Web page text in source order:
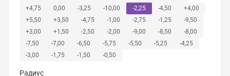
+4,75
0,00 -3,25 -10,00 -2,25 -4,50
+4,00
+5,50
+3,50 -4,75 -1,00 -2,75 -1,25
-9,50
+3,00
+1,50 -2,50 -2,00 -9,00 -8,50
-8,00
-7,50
-7,00 -6,50 -5,75 -5,50 -5,25
-4,25
-3,00
-1,75 -1,50 -0,50
Радиус